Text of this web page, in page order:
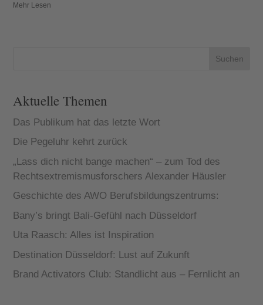
Mehr Lesen
Suchen
Aktuelle Themen
Das Publikum hat das letzte Wort
Die Pegeluhr kehrt zurück
„Lass dich nicht bange machen“ – zum Tod des
Rechtsextremismusforschers Alexander Häusler
Geschichte des AWO Berufsbildungszentrums:
Bany’s bringt Bali-Gefühl nach Düsseldorf
Uta Raasch: Alles ist Inspiration
Destination Düsseldorf: Lust auf Zukunft
Brand Activators Club: Standlicht aus – Fernlicht an